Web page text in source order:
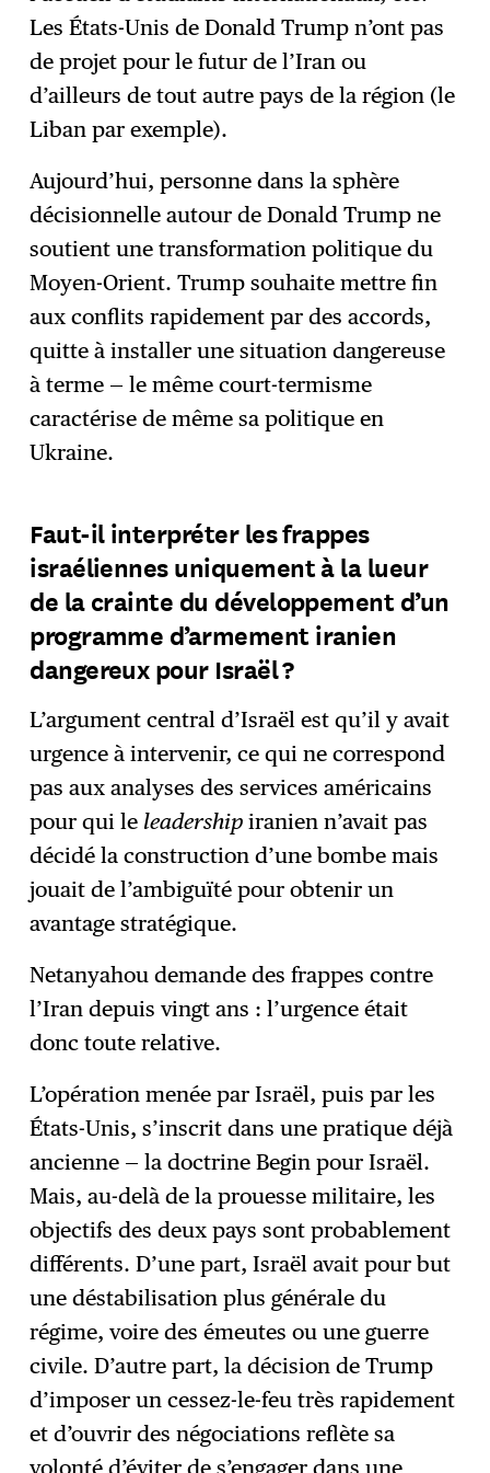
Les États-Unis de Donald Trump n’ont pas
de projet pour le futur de l’Iran ou
d’ailleurs de tout autre pays de la région (le
Liban par exemple).
Aujourd’hui, personne dans la sphère
décisionnelle autour de Donald Trump ne
soutient une transformation politique du
Moyen-Orient. Trump souhaite mettre fin
aux conflits rapidement par des accords,
quitte à installer une situation dangereuse
à terme — le même court-termisme
caractérise de même sa politique en
Ukraine.
Faut-il interpréter les frappes
israéliennes uniquement à la lueur
de la crainte du développement d’un
programme d’armement iranien
dangereux pour Israël ?
L’argument central d’Israël est qu’il y avait
urgence à intervenir, ce qui ne correspond
pas aux analyses des services américains
pour qui le leadership iranien n’avait pas
décidé la construction d’une bombe mais
jouait de l’ambiguïté pour obtenir un
avantage stratégique.
Netanyahou demande des frappes contre
l’Iran depuis vingt ans : l’urgence était
donc toute relative.
L’opération menée par Israël, puis par les
États-Unis, s’inscrit dans une pratique déjà
ancienne — la doctrine Begin pour Israël.
Mais, au-delà de la prouesse militaire, les
objectifs des deux pays sont probablement
différents. D’une part, Israël avait pour but
une déstabilisation plus générale du
régime, voire des émeutes ou une guerre
civile. D’autre part, la décision de Trump
d’imposer un cessez-le-feu très rapidement
et d’ouvrir des négociations reflète sa
volonté d’éviter de s’engager dans une